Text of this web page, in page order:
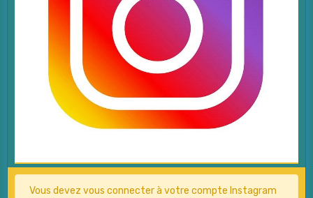
Vous devez vous connecter à votre compte Instagram